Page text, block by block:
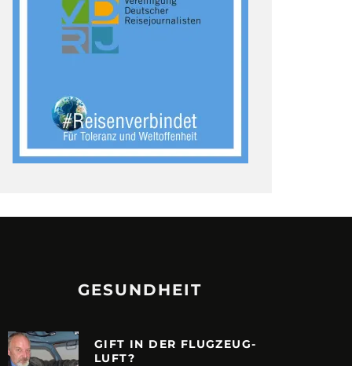
GESUNDHEIT
GIFT IN DER FLUGZEUG-
LUFT?